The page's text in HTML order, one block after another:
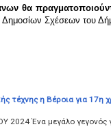
θα
Σχέσεων του
τέχνης η Βέροια για 17η
2024 Ένα μεγάλο γεγονός